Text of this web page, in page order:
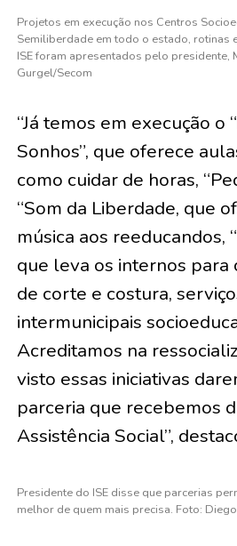
Projetos em execução nos Centros
Semiliberdade em todo o estado, rotinas
ISE foram apresentados pelo presidente,
Gurgel/Secom
“Já temos em execução o
Sonhos”, que oferece
como cuidar de horas,
“Som da Liberdade, que
música aos reeducandos,
que leva os internos para
de corte e costura,
intermunicipais
Acreditamos na
visto essas iniciativas
parceria que recebemos
Assistência Social”,
Presidente do ISE disse que parcerias
melhor de quem mais precisa. Foto: